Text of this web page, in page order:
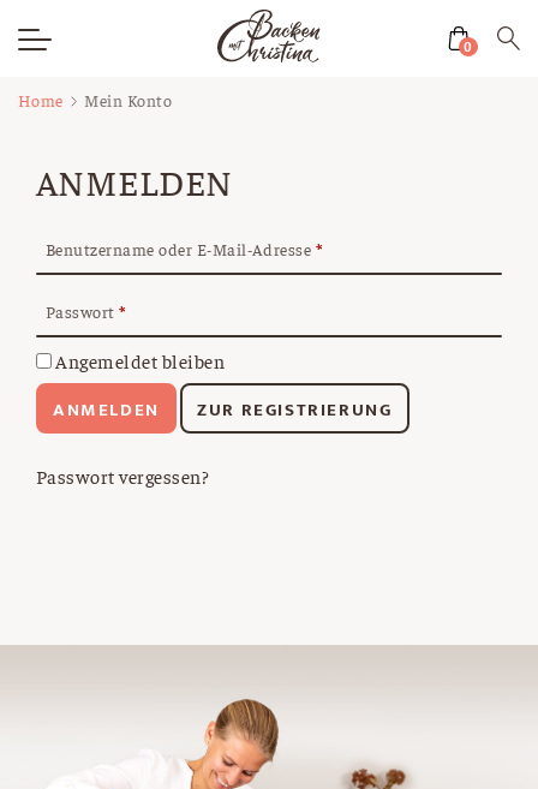
0
Home Mein Konto
ANMELDEN
Benutzername oder E-Mail-Adresse *
Passwort*
Angemeldet bleiben
ANMELDEN ZUR REGISTRIERUNG
Passwort vergessen?